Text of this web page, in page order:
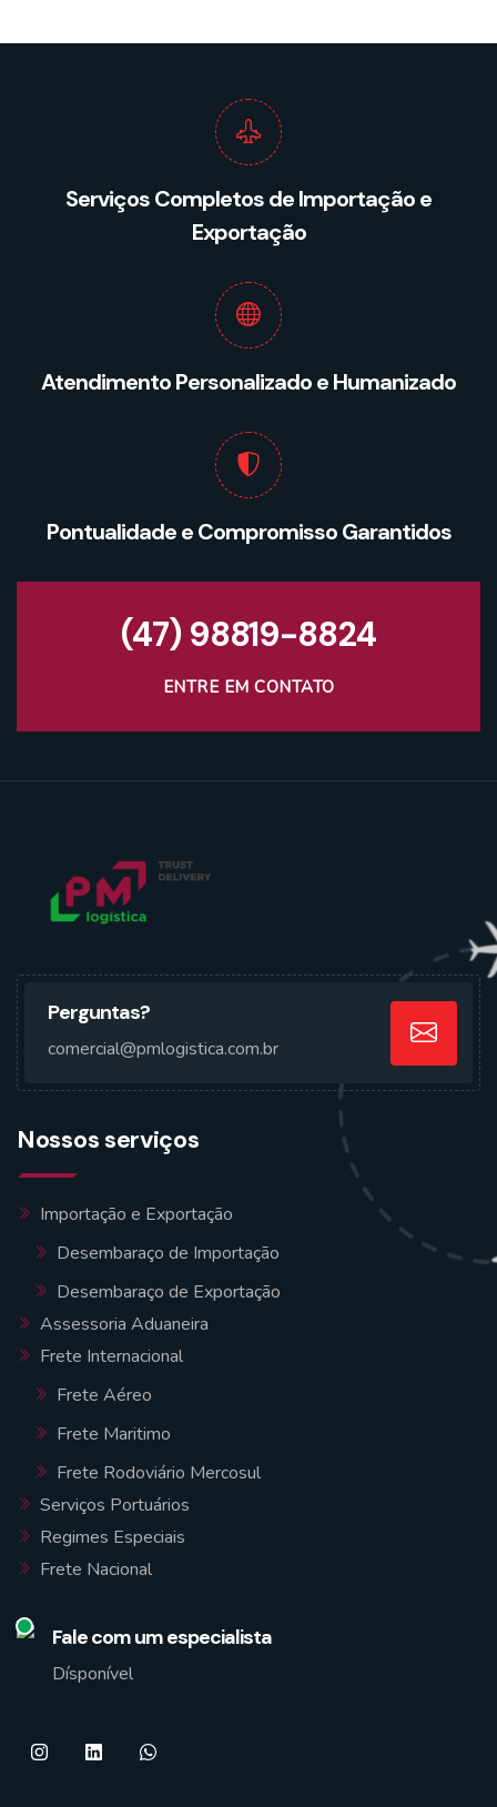
Serviços Completos de Importação e
Exportação
Atendimento Personalizado e Humanizado
Pontualidade e Compromisso Garantidos
(47) 98819-8824
ENTRE EM CONTATO
Perguntas?
comercial@pmlogistica.com.br
Nossos serviços
Importação e Exportação
Desembaraço de Importação
Desembaraço de Exportação
Assessoria Aduaneira
Frete Internacional
Frete Aéreo
Frete Maritimo
Frete Rodoviário Mercosul
Serviços Portuários
Regimes Especiais
Frete Nacional
Fale com um especialista
Dísponível